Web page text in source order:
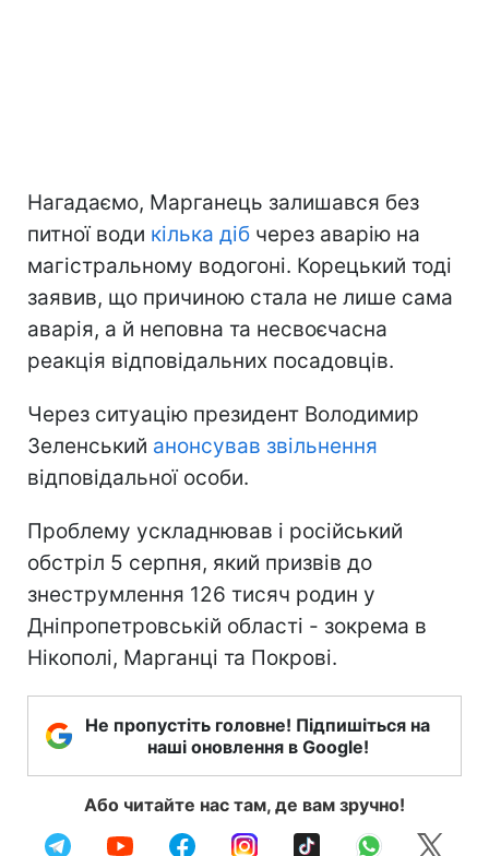
Нагадаємо, Марганець залишався без
питної води кілька діб через аварію на
магістральному водогоні. Корецький тоді
заявив, що причиною стала не лише сама
аварія, а й неповна та несвоєчасна
реакція відповідальних посадовців.
Через ситуацію президент Володимир
Зеленський анонсував звільнення
відповідальної особи.
Проблему ускладнював і російський
обстріл 5 серпня, який призвів до
знеструмлення 126 тисяч родин у
Дніпропетровській області - зокрема в
Нікополі, Марганці та Покрові.
Не пропустіть головне! Підпишіться на
наші оновлення в Google!
Або читайте нас там, де вам зручно!